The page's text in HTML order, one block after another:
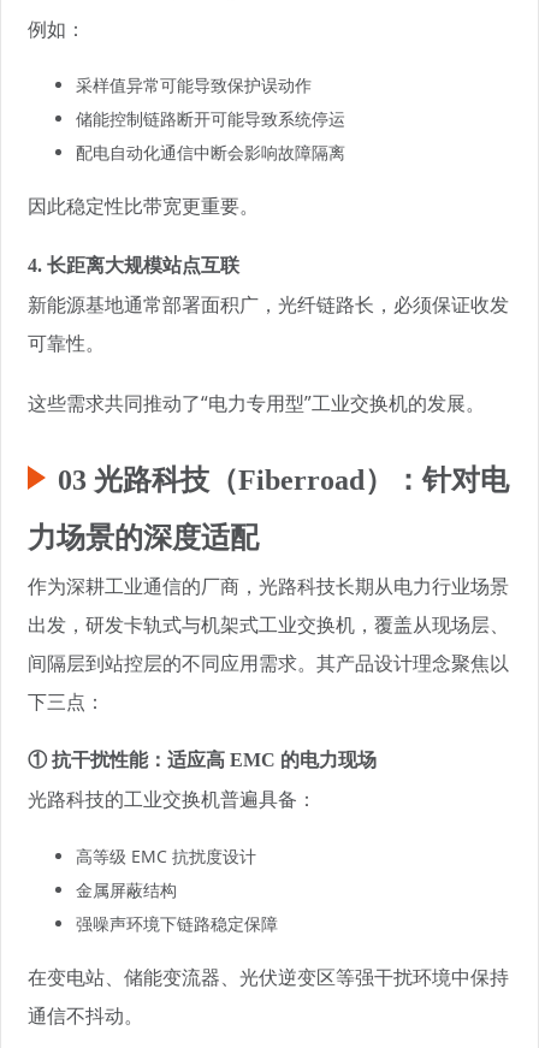
例如：
采样值异常可能导致保护误动作
储能控制链路断开可能导致系统停运
配电自动化通信中断会影响故障隔离
因此稳定性比带宽更重要。
4. 长距离大规模站点互联
新能源基地通常部署面积广，光纤链路长，必须保证收发
可靠性。
这些需求共同推动了“电力专用型”工业交换机的发展。
03 光路科技（Fiberroad）：针对电
力场景的深度适配
作为深耕工业通信的厂商，光路科技长期从电力行业场景
出发，研发卡轨式与机架式工业交换机，覆盖从现场层、
间隔层到站控层的不同应用需求。其产品设计理念聚焦以
下三点：
① 抗干扰性能：适应高 EMC 的电力现场
光路科技的工业交换机普遍具备：
高等级 EMC 抗扰度设计
金属屏蔽结构
强噪声环境下链路稳定保障
在变电站、储能变流器、光伏逆变区等强干扰环境中保持
通信不抖动。